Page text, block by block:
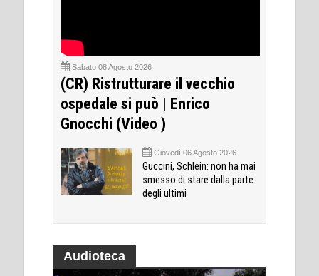
Sabato 08 Agosto 2026
(CR) Ristrutturare il vecchio
ospedale si può | Enrico
Gnocchi (Video )
Giovedì 06 Agosto 2026
Guccini, Schlein: non ha mai
smesso di stare dalla parte
degli ultimi
Audioteca